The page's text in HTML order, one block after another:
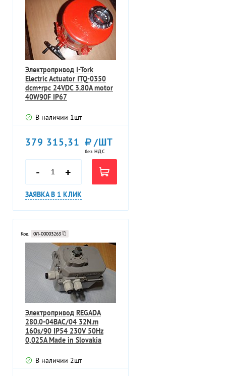
Электропривод I-Tork
Electric Actuator ITQ-0350
dcm+rpc 24VDC 3.80A motor
40W90F IP67
В наличии 1шт
379 315,31 /ШТ
без НДС
- +
ЗАЯВКА В 1 КЛИК
Код: 0Л-00003263
Электропривод REGADA
280.0-04BAC/04 32N.m
160s/90 IP54 230V 50Hz
0,025A Made in Slovakia
В наличии 2шт